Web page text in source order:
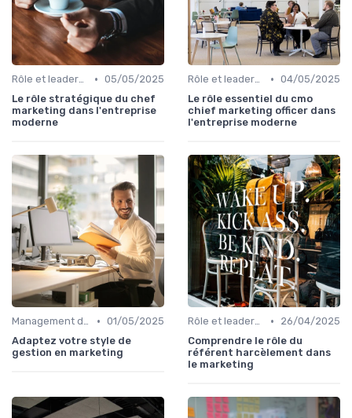
Rôle et leadership du directeur marketing • 05/05/2025
Le rôle stratégique du chef
marketing dans l'entreprise
moderne
Rôle et leadership du directeur marketing • 04/05/2025
Le rôle essentiel du cmo
chief marketing officer dans
l'entreprise moderne
Management des équipes marketing • 01/05/2025
Adaptez votre style de
gestion en marketing
Rôle et leadership du directeur marketing •
26/04/2025
Comprendre le rôle du
référent harcèlement dans
le marketing